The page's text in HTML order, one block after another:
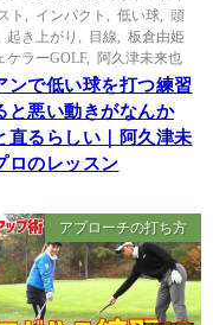
ト
インパクト 低い球
頭
起き上がり 目線
板倉由姫
ケラーGOLF, 阿久津未来也
ンで低い球を打つ練習
と悪い動きがなんか
直るらしい｜阿久津未
ロのレッスン
アプローチの打ち方